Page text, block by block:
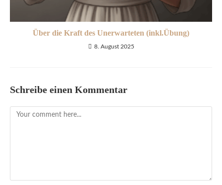
Über die Kraft des Unerwarteten (inkl.Übung)
8. August 2025
Schreibe einen Kommentar